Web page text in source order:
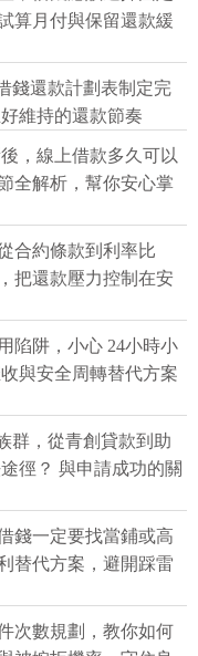
算月付與保留還款緩
錢還款計劃表制定完
維持的還款節奏
，線上借款多久可以
全解析，幫你安心掌
合約條款到利率比
把還款壓力控制在安
陷阱，小心 24小時小
與安全周轉替代方案
群，從青創貸款到助
徑？ 與申請成功的關
錢一定要找當鋪或高
替代方案，避開踩雷
次數規劃，教你如何